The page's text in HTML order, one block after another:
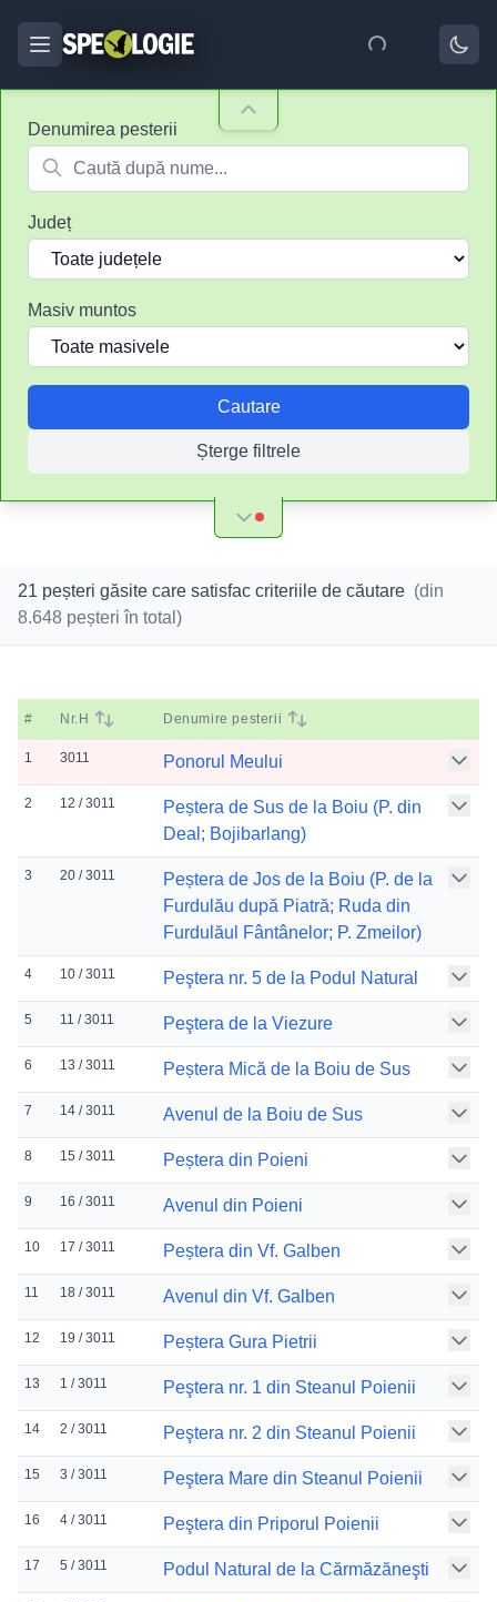
Denumirea pesterii
Județ
Masiv muntos
Cautare
Șterge filtrele
21 peșteri găsite care satisfac criteriile de căutare (din
8.648 peșteri în total)
# Nr.H Denumire pesterii
1 3011 Ponorul Meului
2 12 / 3011
Peștera de Sus de la Boiu (P. din
Deal; Bojibarlang)
3 20 / 3011
Peștera de Jos de la Boiu (P. de la
Furdulău după Piatră; Ruda din
Furdulăul Fântânelor; P. Zmeilor)
4 10 / 3011 Peştera nr. 5 de la Podul Natural
5 11 / 3011 Peştera de la Viezure
6 13 / 3011 Peștera Mică de la Boiu de Sus
7 14 / 3011 Avenul de la Boiu de Sus
8 15 / 3011 Peștera din Poieni
9 16 / 3011 Avenul din Poieni
10 17 / 3011 Peștera din Vf. Galben
11 18 / 3011 Avenul din Vf. Galben
12 19 / 3011 Peștera Gura Pietrii
13 1 / 3011 Peştera nr. 1 din Steanul Poienii
14 2 / 3011 Peştera nr. 2 din Steanul Poienii
15 3 / 3011 Peştera Mare din Steanul Poienii
16 4 / 3011 Peştera din Priporul Poienii
17 5 / 3011 Podul Natural de la Cărmăzăneşti